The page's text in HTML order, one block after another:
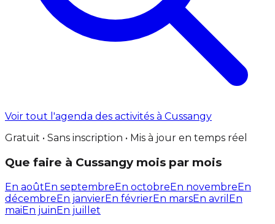
Voir tout l'agenda des activités à Cussangy
Gratuit • Sans inscription • Mis à jour en temps réel
Que faire à Cussangy mois par mois
En aoûtEn septembreEn octobreEn novembreEn
décembreEn janvierEn févrierEn marsEn avril En
maiEn juinEn juillet